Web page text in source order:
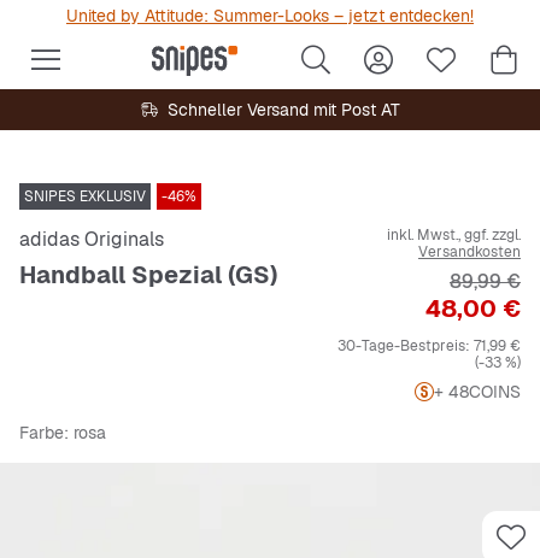
United by Attitude: Summer-Looks – jetzt entdecken!
Schneller Versand mit Post AT
SNIPES EXKLUSIV -46%
adidas Originals
Handball Spezial (GS)
inkl. Mwst., ggf. zzgl.
Versandkosten
Preis
48,00 €
89,99 €
30-Tage-Bestpreis: 71,99 €
(-33 %)
+ 48COINS
Farbe: rosa